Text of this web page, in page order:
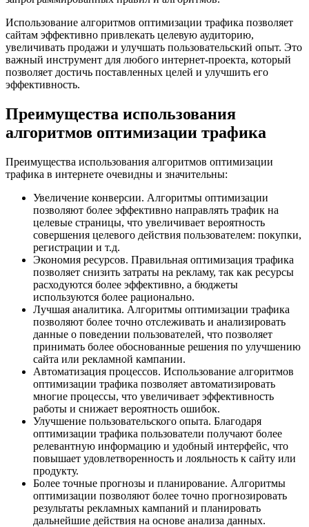
Использование алгоритмов оптимизации трафика позволяет
сайтам эффективно привлекать целевую аудиторию,
увеличивать продажи и улучшать пользовательский опыт. Это
важный инструмент для любого интернет-проекта, который
позволяет достичь поставленных целей и улучшить его
эффективность.
Преимущества использования
алгоритмов оптимизации трафика
Преимущества использования алгоритмов оптимизации
трафика в интернете очевидны и значительны:
Увеличение конверсии. Алгоритмы оптимизации
позволяют более эффективно направлять трафик на
целевые страницы, что увеличивает вероятность
совершения целевого действия пользователем: покупки,
регистрации и т.д.
Экономия ресурсов. Правильная оптимизация трафика
позволяет снизить затраты на рекламу, так как ресурсы
расходуются более эффективно, а бюджеты
используются более рационально.
Лучшая аналитика. Алгоритмы оптимизации трафика
позволяют более точно отслеживать и анализировать
данные о поведении пользователей, что позволяет
принимать более обоснованные решения по улучшению
сайта или рекламной кампании.
Автоматизация процессов. Использование алгоритмов
оптимизации трафика позволяет автоматизировать
многие процессы, что увеличивает эффективность
работы и снижает вероятность ошибок.
Улучшение пользовательского опыта. Благодаря
оптимизации трафика пользователи получают более
релевантную информацию и удобный интерфейс, что
повышает удовлетворенность и лояльность к сайту или
продукту.
Более точные прогнозы и планирование. Алгоритмы
оптимизации позволяют более точно прогнозировать
результаты рекламных кампаний и планировать
дальнейшие действия на основе анализа данных.